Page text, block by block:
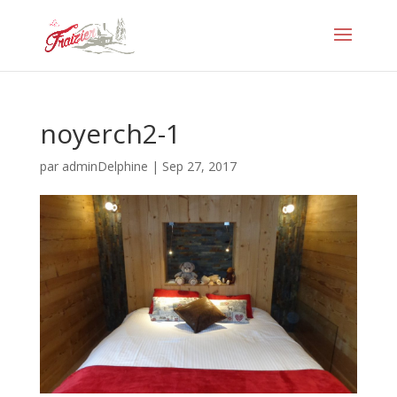
noyerch2-1
par adminDelphine | Sep 27, 2017